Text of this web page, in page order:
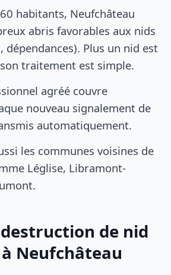
habitants, Neufchâteau
abris favorables aux nids
Plus un nid est
traitement est simple.
agréé couvre
nouveau signalement de
automatiquement.
les communes voisines de
Léglise, Libramont-
de nid
Neufchâteau